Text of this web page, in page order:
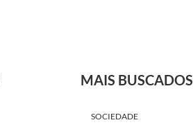
MAIS BUSCADOS
SOCIEDADE